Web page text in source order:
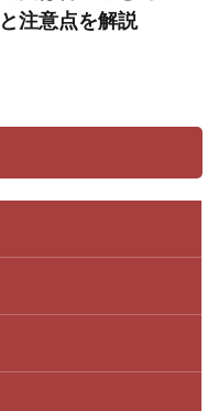
注意点を解説